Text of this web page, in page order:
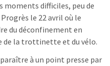
moments difficiles, peu de
le 22 avril où le
du déconfinement en
de la trottinette et du vélo.
à un point presse par